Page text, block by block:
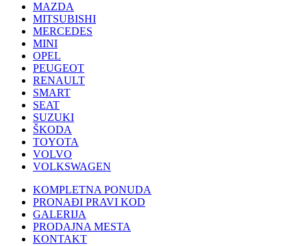
MAZDA
MITSUBISHI
MERCEDES
MINI
OPEL
PEUGEOT
RENAULT
SMART
SEAT
SUZUKI
ŠKODA
TOYOTA
VOLVO
VOLKSWAGEN
KOMPLETNA PONUDA
PRONAĐI PRAVI KOD
GALERIJA
PRODAJNA MESTA
KONTAKT